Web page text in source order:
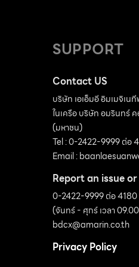
SUPPORT
Contact US
บริษัท เอเอ็มอี อิมเมจิเน
ในเครือ บริษัท อมรินทร์
(มหาชน)
Tel : 0-2422-9999 ต่อ
Email :
Report an issue
0-2422-9999 ต่อ 4180
(จันทร์ - ศุกร์ เวลา
bdcx@amarin.co.th
Privacy Policy